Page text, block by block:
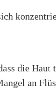
die
an